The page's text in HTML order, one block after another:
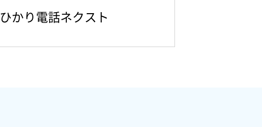
ひかり電話ネクスト